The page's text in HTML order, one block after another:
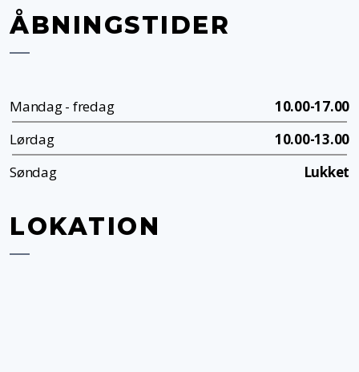
ÅBNINGSTIDER
Mandag - fredag
10.00-17.00
Lørdag
10.00-13.00
Søndag
Lukket
LOKATION